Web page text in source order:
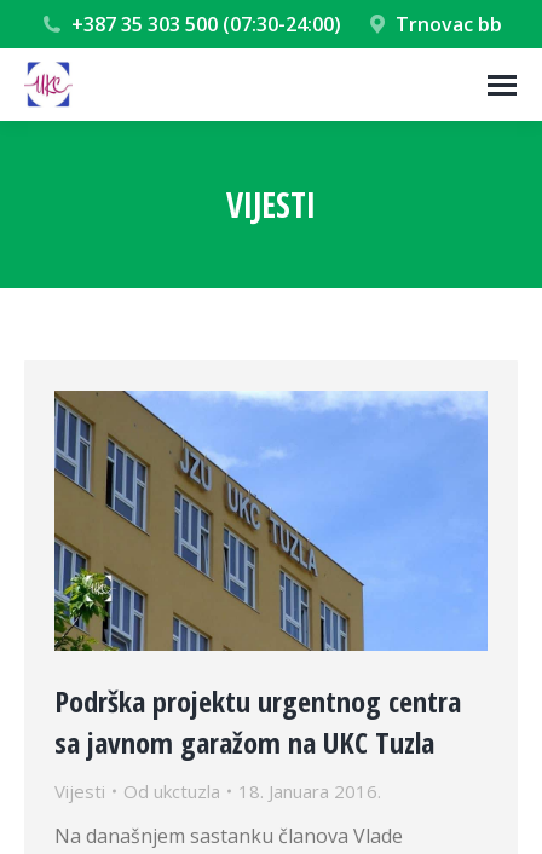
+387 35 303 500 (07:30-24:00) Trnovac bb
VIJESTI
Podrška projektu urgentnog centra
sa javnom garažom na UKC Tuzla
Vijesti Od ukctuzla 18. Januara 2016.
Na današnjem sastanku članova Vlade